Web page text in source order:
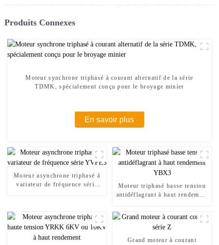
Produits Connexes
Moteur synchrone triphasé à courant alternatif de la série
TDMK, spécialement conçu pour le broyage minier
En savoir plus
Moteur asynchrone triphasé à
variateur de fréquence série
Moteur triphasé basse tension
antidéflagrant à haut rendement
Grand moteur à courant